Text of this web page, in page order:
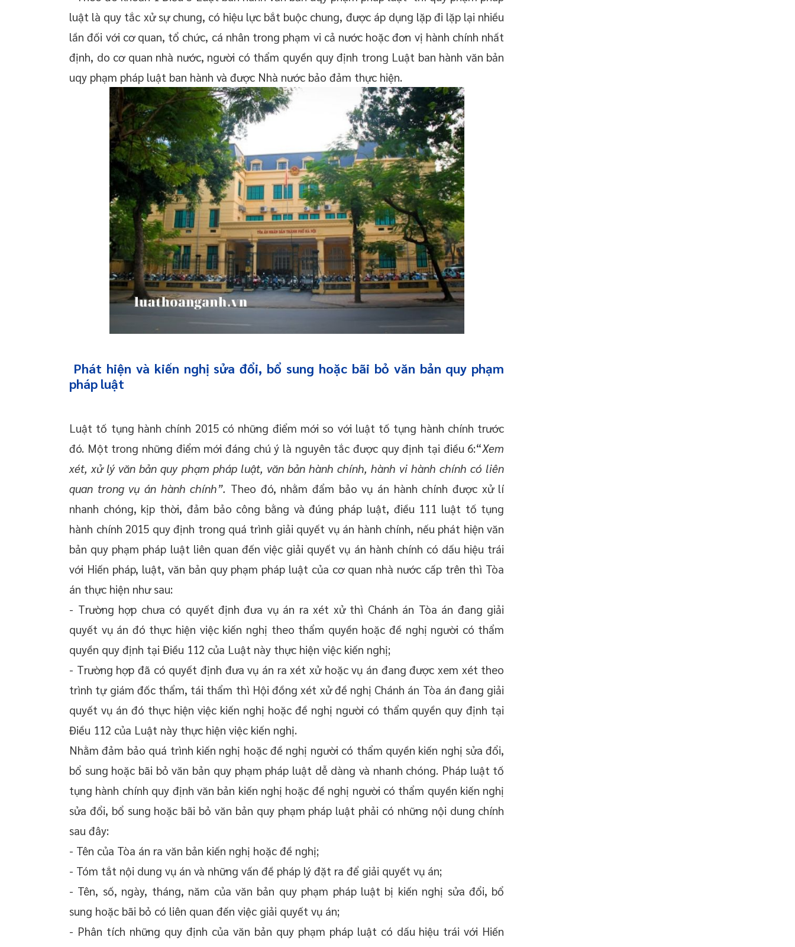
luật là quy tắc xử sự chung, có hiệu lực bắt buộc chung, được áp dụng lặp đi lặp lại nhiều
lần đối với cơ quan, tổ chức, cá nhân trong phạm vi cả nước hoặc đơn vị hành chính nhất
định, do cơ quan nhà nước, người có thẩm quyền quy định trong Luật ban hành văn bản
uqy phạm pháp luật ban hành và được Nhà nước bảo đảm thực hiện.
Phát hiện và kiến nghị sửa đổi, bổ sung hoặc bãi bỏ văn bản quy phạm
pháp luật
Luật tố tụng hành chính 2015 có những điểm mới so với luật tố tụng hành chính trước
đó. Một trong những điểm mới đáng chú ý là nguyên tắc được quy định tại điều 6:“Xem
xét, xử lý văn bản quy phạm pháp luật, văn bản hành chính, hành vi hành chính có liên
quan trong vụ án hành chính”. Theo đó, nhằm đẩm bảo vụ án hành chính được xử lí
nhanh chóng, kịp thời, đảm bảo công bằng và đúng pháp luật, điều 111 luật tố tụng
hành chính 2015 quy định trong quá trình giải quyết vụ án hành chính, nếu phát hiện văn
bản quy phạm pháp luật liên quan đến việc giải quyết vụ án hành chính có dấu hiệu trái
với Hiến pháp, luật, văn bản quy phạm pháp luật của cơ quan nhà nước cấp trên thì Tòa
án thực hiện như sau:
- Trường hợp chưa có quyết định đưa vụ án ra xét xử thì Chánh án Tòa án đang giải
quyết vụ án đó thực hiện việc kiến nghị theo thẩm quyền hoặc đề nghị người có thẩm
quyền quy định tại Điều 112 của Luật này thực hiện việc kiến nghị;
- Trường hợp đã có quyết định đưa vụ án ra xét xử hoặc vụ án đang được xem xét theo
trình tự giám đốc thẩm, tái thẩm thì Hội đồng xét xử đề nghị Chánh án Tòa án đang giải
quyết vụ án đó thực hiện việc kiến nghị hoặc đề nghị người có thẩm quyền quy định tại
Điều 112 của Luật này thực hiện việc kiến nghị.
Nhằm đảm bảo quá trình kiến nghị hoặc đề nghị người có thẩm quyền kiến nghị sửa đổi,
bổ sung hoặc bãi bỏ văn bản quy phạm pháp luật dễ dàng và nhanh chóng. Pháp luật tố
tụng hành chính quy định văn bản kiến nghị hoặc đề nghị người có thẩm quyền kiến nghị
sửa đổi, bổ sung hoặc bãi bỏ văn bản quy phạm pháp luật phải có những nội dung chính
sau đây:
- Tên của Tòa án ra văn bản kiến nghị hoặc đề nghị;
- Tóm tắt nội dung vụ án và những vấn đề pháp lý đặt ra để giải quyết vụ án;
- Tên, số, ngày, tháng, năm của văn bản quy phạm pháp luật bị kiến nghị sửa đổi, bổ
sung hoặc bãi bỏ có liên quan đến việc giải quyết vụ án;
- Phân tích những quy định của văn bản quy phạm pháp luật có dấu hiệu trái với Hiến